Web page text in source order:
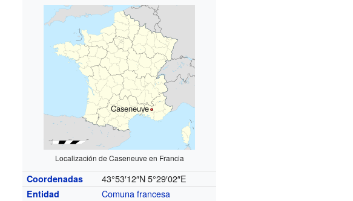
Caseneuve
Localización de Caseneuve en Francia
Coordenadas 43°53′12″N 5°29′02″E
Entidad
Comuna francesa